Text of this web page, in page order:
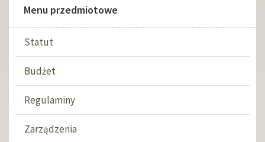
Menu przedmiotowe
Statut
Budżet
Regulaminy
Zarządzenia